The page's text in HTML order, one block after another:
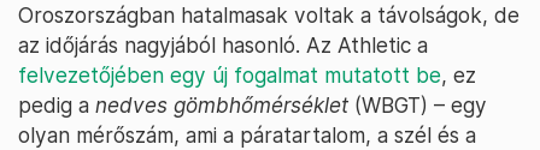
Oroszországban hatalmasak voltak a távolságok, de
az időjárás nagyjából hasonló. Az Athletic a
felvezetőjében egy új fogalmat mutatott be, ez
pedig a nedves gömbhőmérséklet (WBGT) – egy
olyan mérőszám, ami a páratartalom, a szél és a